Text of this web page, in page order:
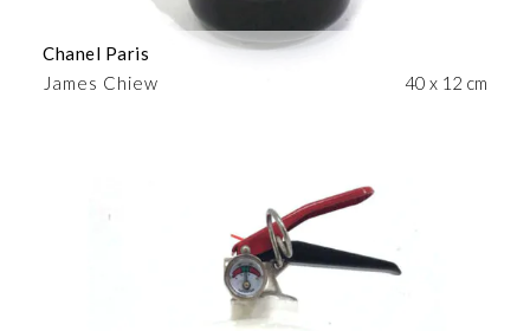
James Chiew
Chanel Paris
40 x 12 cm